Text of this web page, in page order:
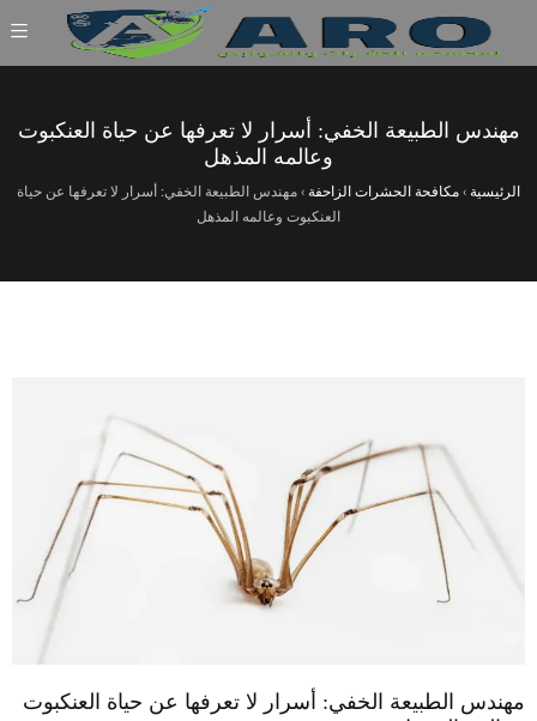
مهندس الطبيعة الخفي: أسرار لا تعرفها عن حياة العنكبوت
وعالمه المذهل
الرئيسية › مكافحة الحشرات الزاحفة › مهندس الطبيعة الخفي: أسرار لا تعرفها عن حياة
العنكبوت وعالمه المذهل
مهندس الطبيعة الخفي: أسرار لا تعرفها عن حياة العنكبوت